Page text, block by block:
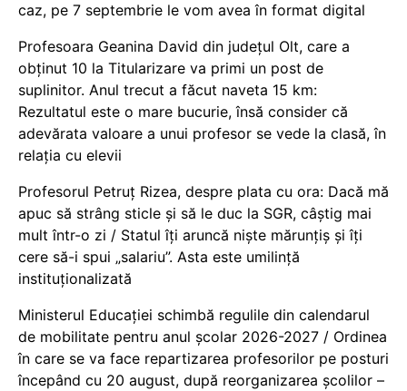
caz, pe 7 septembrie le vom avea în format digital
Profesoara Geanina David din județul Olt, care a
obținut 10 la Titularizare va primi un post de
suplinitor. Anul trecut a făcut naveta 15 km:
Rezultatul este o mare bucurie, însă consider că
adevărata valoare a unui profesor se vede la clasă, în
relația cu elevii
Profesorul Petruț Rizea, despre plata cu ora: Dacă mă
apuc să strâng sticle și să le duc la SGR, câștig mai
mult într-o zi / Statul îți aruncă niște mărunțiș și îți
cere să-i spui „salariu”. Asta este umilință
instituționalizată
Ministerul Educației schimbă regulile din calendarul
de mobilitate pentru anul școlar 2026-2027 / Ordinea
în care se va face repartizarea profesorilor pe posturi
începând cu 20 august, după reorganizarea școlilor –